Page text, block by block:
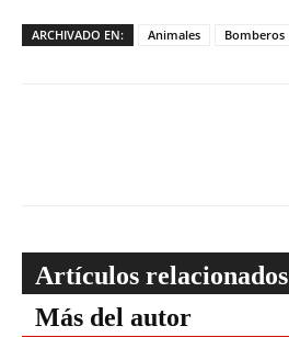
ARCHIVADO EN: Animales Bomberos
Artículos relacionados
Más del autor